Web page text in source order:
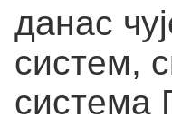
данас
систем,
система